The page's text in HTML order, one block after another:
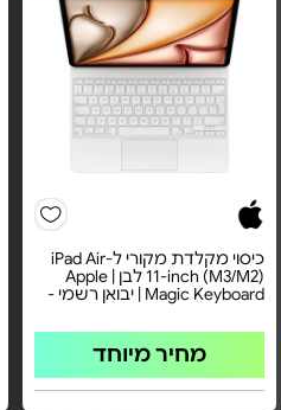
כיסוי מקלדת מקורי ל-iPad Air
11-inch (M3/M2) לבן | Apple
Magic Keyboard | יבואן רשמי -
מחיר מיוחד